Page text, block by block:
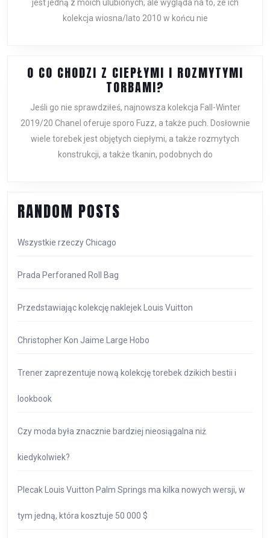
FLASH
LEOLA
jest jedną z moich ulubionych, ale wygląda na to, że ich
kolekcja wiosna/lato 2010 w końcu nie
O CO CHODZI Z CIEPŁYMI I ROZMYTYMI
TORBAMI?
CO
CHODZI
Z
CIEPŁYMI
I
Jeśli go nie sprawdziłeś, najnowsza kolekcja Fall-Winter
2019/20 Chanel oferuje sporo Fuzz, a także puch. Dosłownie
wiele torebek jest objętych ciepłymi, a także rozmytych
konstrukcji, a także tkanin, podobnych do
RANDOM POSTS
Wszystkie rzeczy Chicago
Prada Perforaned Roll Bag
Przedstawiając kolekcję naklejek Louis Vuitton
Christopher Kon Jaime Large Hobo
Trener zaprezentuje nową kolekcję torebek dzikich bestii i
lookbook
Czy moda była znacznie bardziej nieosiągalna niż
kiedykolwiek?
Plecak Louis Vuitton Palm Springs ma kilka nowych wersji, w
tym jedną, która kosztuje 50 000 $